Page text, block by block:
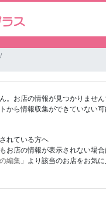
。お店の情報が見つかりません
から情報収集ができていない可
れている方へ
お店の情報が表示されない場
編集 」より該当のお店をお気